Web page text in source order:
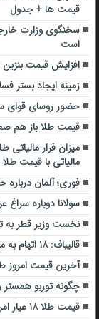
قیمت ها + جدول
است
افزایش قیمت
زمینه ایجاد بستر
حضور روسای قوای
قیمت طلا باز هم
میزان فرار
مالیاتی با قیمت
فوری؛ آلمان
سولانا دوباره سراغ
نخست وزیر قطر به
قالیباف: ۱۸ اتهام به من زدند و همه را دادگاهی کردم/ اتهامات دروغ بود
آخرین قیمت امروز
چگونه توربو همستر
قیمت طلا ۱۸ عیار امروز ۴ آبان اعلام شد + جدول